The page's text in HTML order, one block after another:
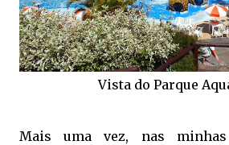
Vista do Parque
Mais uma vez, nas minhas